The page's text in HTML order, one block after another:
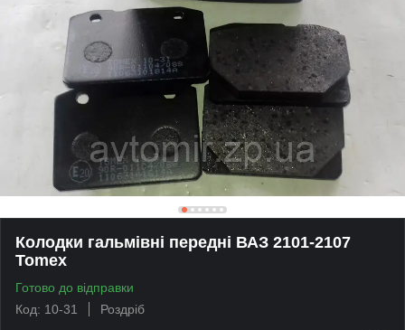
Колодки гальмівні передні ВАЗ 2101-2107
Tomex
Готово до відправки
Код: 10-31
Роздріб